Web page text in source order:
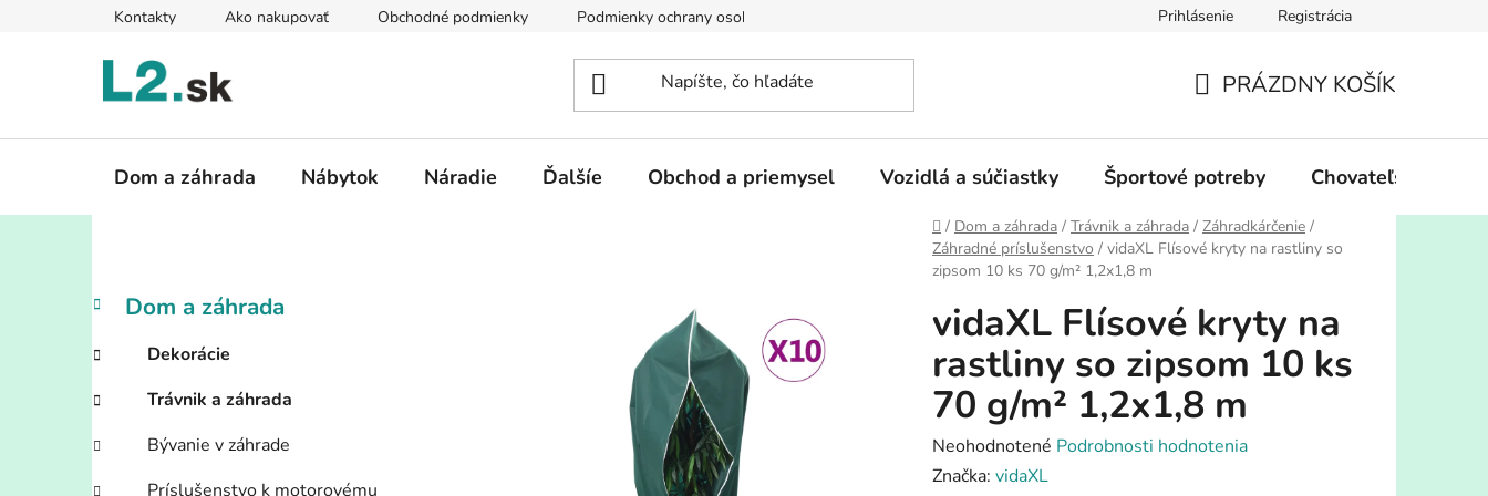
Kontakty Ako nakupovať Obchodné podmienky Podmienky ochrany osobných údajov Prihlásenie Registrácia
KOŠÍK
PRÁZDNY KOŠÍK
Dom a záhrada Nábytok Náradie Ďalšíe Obchod a priemysel Vozidlá a súčiastky Športové potreby Chovateľské
Domov
/ Dom a záhrada / Trávnik a záhrada / Záhradkárčenie /
Záhradné príslušenstvo / vidaXL Flísové kryty na rastliny so
zipsom 10 ks 70 g/m² 1,2x1,8 m
B
č
ý
p
Preskočiť
kategórie
K
a
e
g
ó
r
e
Dom a záhrada
Dekorácie
Trávnik a záhrada
Bývanie v záhrade
Príslušenstvo k motorovému
vidaXL Flísové kryty na
rastliny so zipsom 10 ks
70 g/m² 1,2x1,8 m
Priemerné
hodnotenie
Neohodnotené Podrobnosti hodnotenia
Značka: vidaXL